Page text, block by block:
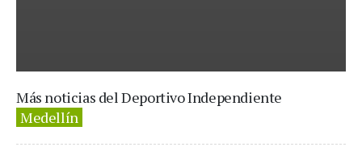
Más noticias del Deportivo Independiente
Medellín